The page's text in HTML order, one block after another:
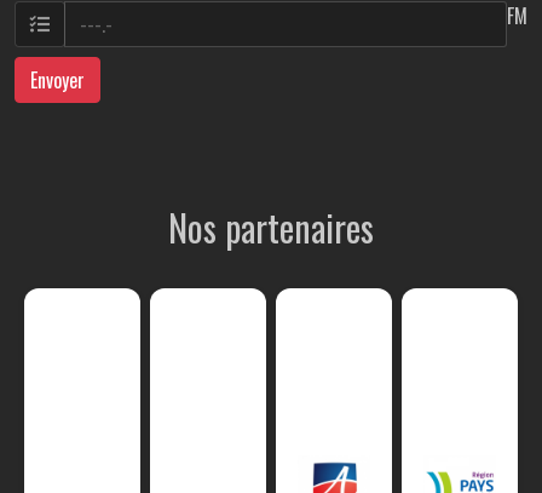
FM
Envoyer
Nos partenaires